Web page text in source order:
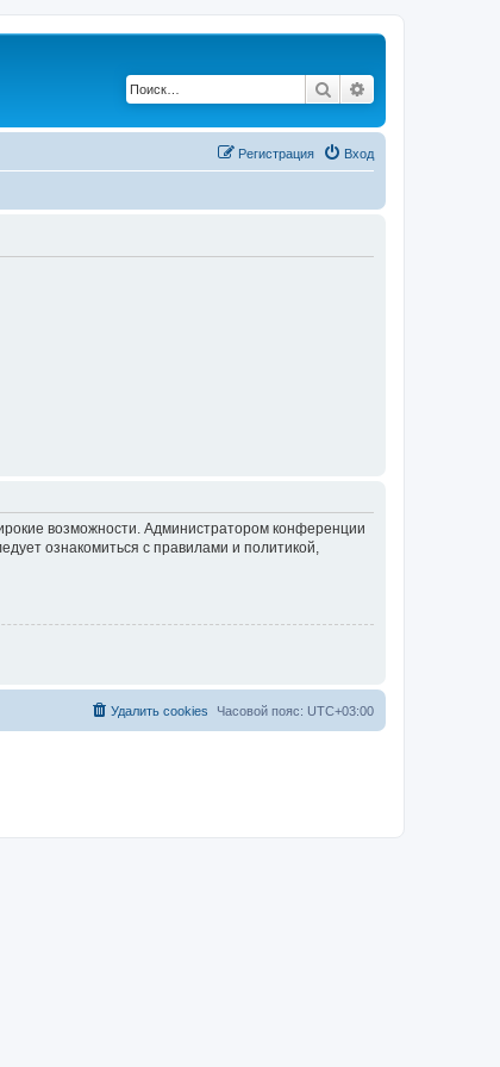
Поиск
Вход
Регистрация
возможности. Администратором конференции
ознакомиться с правилами и политикой,
Часовой пояс: UTC+03:00
Удалить cookies